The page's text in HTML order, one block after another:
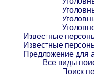
Известные
Известные
Предложение для
Все виды
Поиск